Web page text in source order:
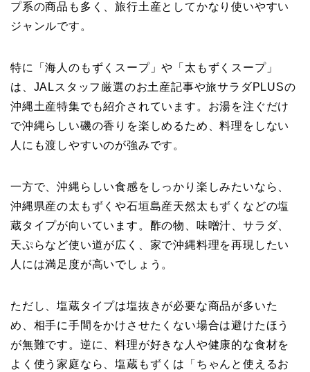
プ系の商品も多く、旅行土産としてかなり使いやすい
ジャンルです。
特に「海人のもずくスープ」や「太もずくスープ」
は、JALスタッフ厳選のお土産記事や旅サラダPLUSの
沖縄土産特集でも紹介されています。お湯を注ぐだけ
で沖縄らしい磯の香りを楽しめるため、料理をしない
人にも渡しやすいのが強みです。
一方で、沖縄らしい食感をしっかり楽しみたいなら、
沖縄県産の太もずくや石垣島産天然太もずくなどの塩
蔵タイプが向いています。酢の物、味噌汁、サラダ、
天ぷらなど使い道が広く、家で沖縄料理を再現したい
人には満足度が高いでしょう。
ただし、塩蔵タイプは塩抜きが必要な商品が多いた
め、相手に手間をかけさせたくない場合は避けたほう
が無難です。逆に、料理が好きな人や健康的な食材を
よく使う家庭なら、塩蔵もずくは「ちゃんと使えるお